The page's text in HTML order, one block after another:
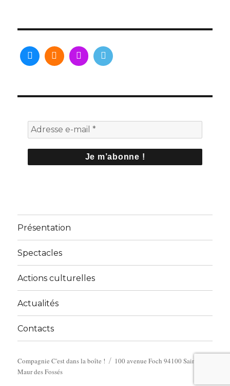
Présentation
Spectacles
Actions culturelles
Actualités
Contacts
Compagnie C'est dans la boîte !
100 avenue Foch 94100 Saint
Maur des Fossés